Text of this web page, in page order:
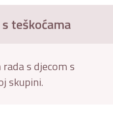
teškoćama
s djecom s
skupini.